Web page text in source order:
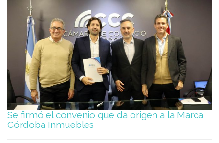
Se firmó el convenio que da origen a la Marca
Córdoba Inmuebles